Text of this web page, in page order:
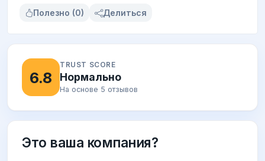
Полезно (0) Делиться
6.8
TRUST SCORE
Нормально
На основе 5 отзывов
Это ваша компания?